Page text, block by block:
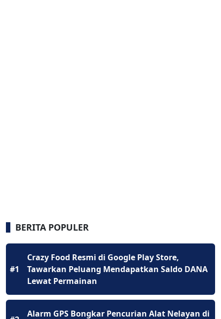
BERITA POPULER
#1
Crazy Food Resmi di Google Play Store,
Tawarkan Peluang Mendapatkan Saldo DANA
Lewat Permainan
Alarm GPS Bongkar Pencurian Alat Nelayan di